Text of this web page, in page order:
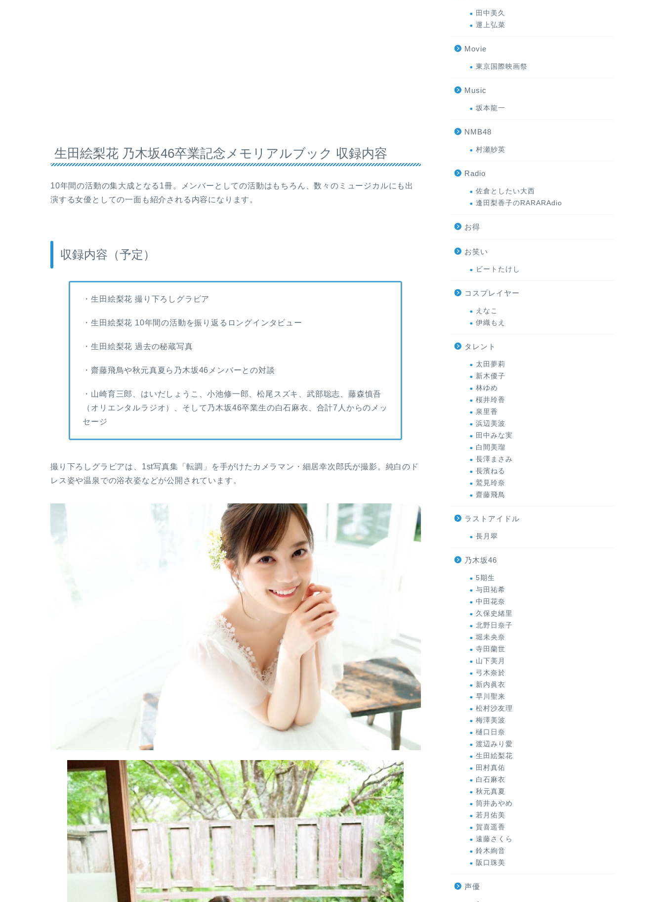
生田絵梨花 乃木坂46卒業記念メモリアルブック 収録内容
10年間の活動の集大成となる1冊。メンバーとしての活動はもちろん、数々のミュージカルにも出
演する女優としての一面も紹介される内容になります。
収録内容（予定）
・生田絵梨花 撮り下ろしグラビア
・生田絵梨花 10年間の活動を振り返るロングインタビュー
・生田絵梨花 過去の秘蔵写真
・齋藤飛鳥や秋元真夏ら乃木坂46メンバーとの対談
・山崎育三郎、はいだしょうこ、小池修一郎、松尾スズキ、武部聡志、藤森慎吾
（オリエンタルラジオ）、そして乃木坂46卒業生の白石麻衣、合計7人からのメッ
セージ
撮り下ろしグラビアは、1st写真集「転調」を手がけたカメラマン・細居幸次郎氏が撮影。純白のド
レス姿や温泉での浴衣姿などが公開されています。
田中美久
運上弘菜
Movie
東京国際映画祭
Music
坂本龍一
NMB48
村瀬紗英
Radio
佐倉としたい大西
逢田梨香子のRARARAdio
お得
お笑い
ビートたけし
コスプレイヤー
えなこ
伊織もえ
タレント
太田夢莉
新木優子
林ゆめ
桜井玲香
泉里香
浜辺美波
田中みな実
白間美瑠
長澤まさみ
長濱ねる
鷲見玲奈
齋藤飛鳥
ラストアイドル
長月翠
乃木坂46
5期生
与田祐希
中田花奈
久保史緒里
北野日奈子
堀未央奈
寺田蘭世
山下美月
弓木奈於
新内眞衣
早川聖来
松村沙友理
梅澤美波
樋口日奈
渡辺みり愛
生田絵梨花
田村真佑
白石麻衣
秋元真夏
筒井あやめ
若月佑美
賀喜遥香
遠藤さくら
鈴木絢音
阪口珠美
声優